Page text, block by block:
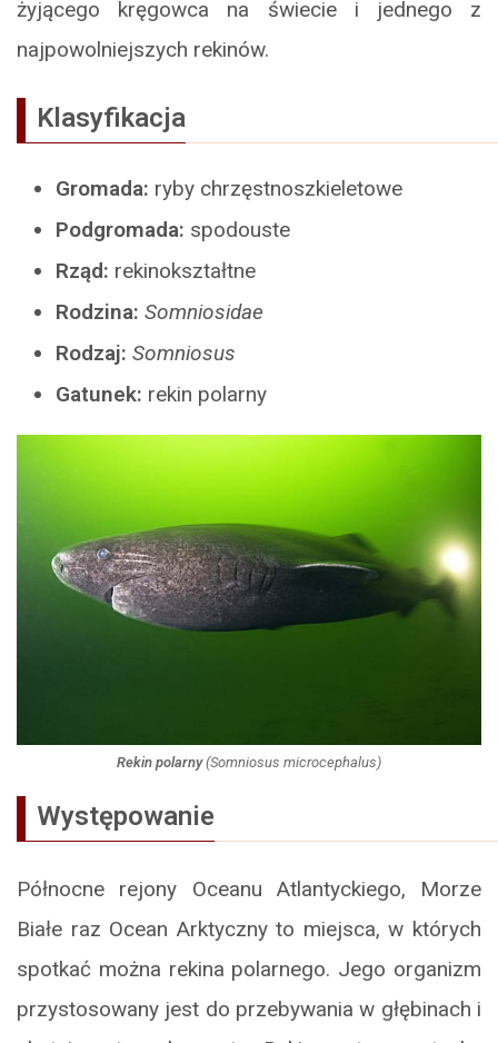
żyjącego kręgowca na świecie i jednego z
najpowolniejszych rekinów.
Klasyfikacja
Gromada: ryby chrzęstnoszkieletowe
Podgromada: spodouste
Rząd: rekinokształtne
Rodzina: Somniosidae
Rodzaj: Somniosus
Gatunek: rekin polarny
Rekin polarny(Somniosus microcephalus)
Występowanie
Północne rejony Oceanu Atlantyckiego, Morze
Białe raz Ocean Arktyczny to miejsca, w których
spotkać można rekina polarnego. Jego organizm
przystosowany jest do przebywania w głębinach i